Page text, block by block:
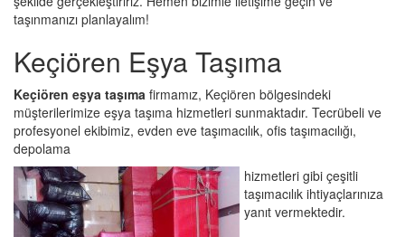
taşınmanızı planlayalım!
Keçiören Eşya Taşıma
Keçiören eşya taşıma firmamız, Keçiören bölgesindeki
müşterilerimize eşya taşıma hizmetleri sunmaktadır. Tecrübeli ve
profesyonel ekibimiz, evden eve taşımacılık, ofis taşımacılığı,
depolama
hizmetleri gibi çeşitli
taşımacılık ihtiyaçlarınıza
yanıt vermektedir.